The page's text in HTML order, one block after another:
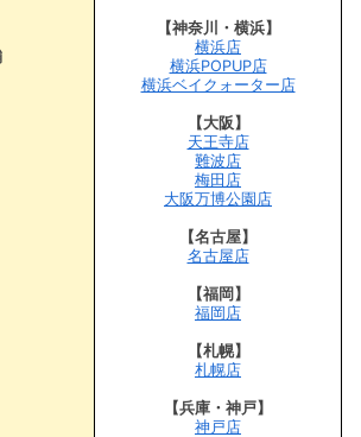
【神奈川・横浜】
横浜店
横浜POPUP店
横浜ベイクォーター店
【大阪】
天王寺店
難波店
梅田店
大阪万博公園店
【名古屋】
名古屋店
【福岡】
福岡店
【札幌】
札幌店
【兵庫・神戸】
神戸店